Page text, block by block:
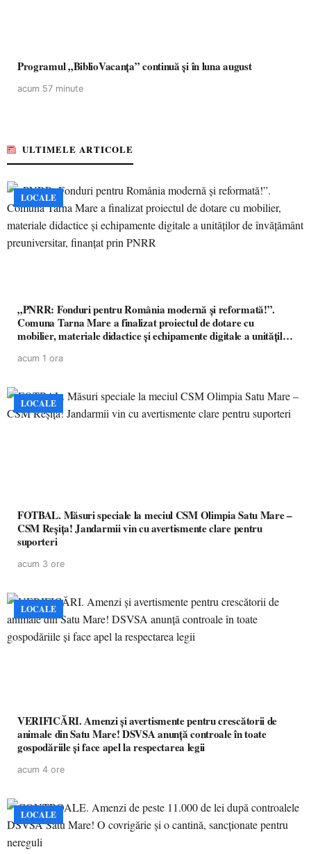
Programul „BiblioVacanța” continuă și în luna august
acum 57 minute
ULTIMELE ARTICOLE
LOCALE
„PNRR: Fonduri pentru România modernă și reformată!”.
Comuna Tarna Mare a finalizat proiectul de dotare cu
mobilier, materiale didactice și echipamente digitale a unităților
acum 1 ora
LOCALE
FOTBAL. Măsuri speciale la meciul CSM Olimpia Satu Mare –
CSM Reșița! Jandarmii vin cu avertismente clare pentru
suporteri
acum 3 ore
LOCALE
VERIFICĂRI. Amenzi și avertismente pentru crescătorii de
animale din Satu Mare! DSVSA anunță controale în toate
gospodăriile și face apel la respectarea legii
acum 4 ore
LOCALE